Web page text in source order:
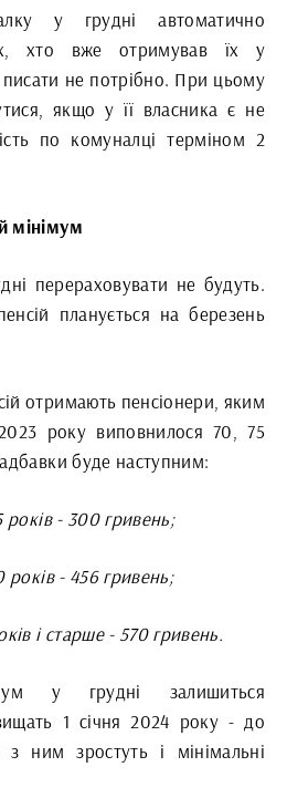
у грудні автоматично
хто вже отримував їх у
писати не потрібно. При цьому
якщо у її власника є не
по комуналці терміном 2
мінімум
перераховувати не будуть.
планується на березень
отримають пенсіонери, яким
року виповнилося 70, 75
буде наступним:
років - 300 гривень;
років - 456 гривень;
і старше - 570 гривень.
у грудні залишиться
1 січня 2024 року - до
ним зростуть і мінімальні